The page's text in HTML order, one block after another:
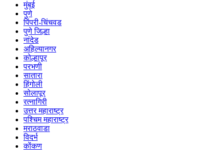
मुंबई
पुणे
पिंपरी-चिंचवड
पुणे जिल्हा
नांदेड
अहिल्यानगर
कोल्हापूर
परभणी
सातारा
हिंगोली
सोलापूर
रत्नागिरी
उत्तर महाराष्ट्र
पश्चिम महाराष्ट्र
मराठवाडा
विदर्भ
कोंकण